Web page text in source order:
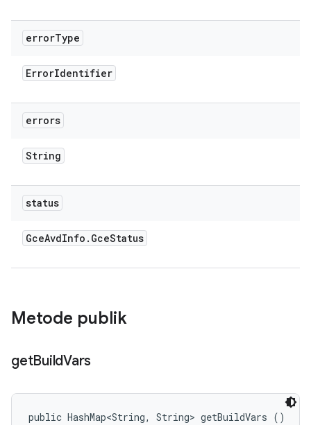
errorType
ErrorIdentifier
errors
String
status
GceAvdInfo . GceStatus
Metode publik
getBuildVars
public HashMap<String, String> getBuildVars ()